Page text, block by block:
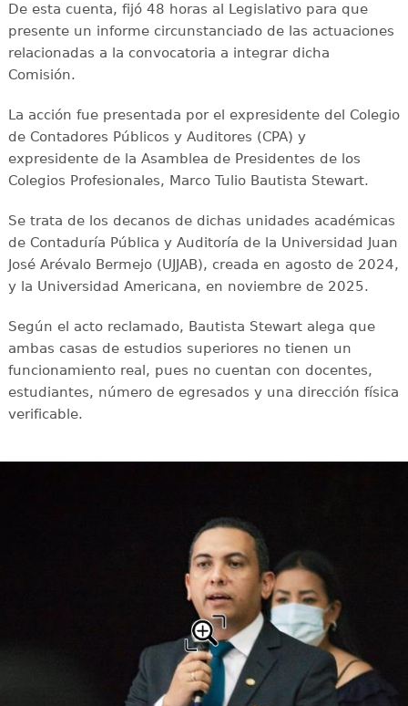
De esta cuenta, fijó 48 horas al Legislativo para que
presente un informe circunstanciado de las actuaciones
relacionadas a la convocatoria a integrar dicha
Comisión.
La acción fue presentada por el expresidente del Colegio
de Contadores Públicos y Auditores (CPA) y
expresidente de la Asamblea de Presidentes de los
Colegios Profesionales, Marco Tulio Bautista Stewart.
Se trata de los decanos de dichas unidades académicas
de Contaduría Pública y Auditoría de la Universidad Juan
José Arévalo Bermejo (UJJAB), creada en agosto de 2024,
y la Universidad Americana, en noviembre de 2025.
Según el acto reclamado, Bautista Stewart alega que
ambas casas de estudios superiores no tienen un
funcionamiento real, pues no cuentan con docentes,
estudiantes, número de egresados y una dirección física
verificable.